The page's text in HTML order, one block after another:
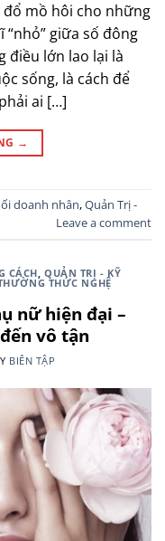
mồ hôi cho những
giữa số đông
điều lớn lao lại là
sống, là cách để
ai […]
→
doanh nhân,Quản Trị -
Leave a comment
CÁCH,QUẢN TRỊ - KỸ
THỨC NGHỆ
nữ hiện đại –
vô tận
BIÊN TẬP